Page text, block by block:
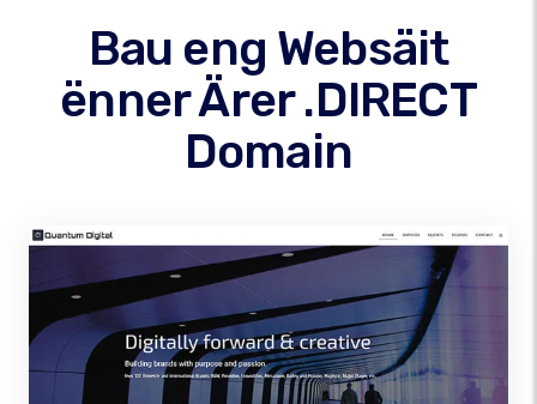
Bau eng Websäit
ënner Ärer .DIRECT
Domain